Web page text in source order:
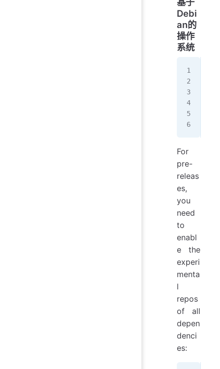
Debi
an的
操作
系统
For
pre-
releas
es,
you
need
to
enabl
e the
experi
menta
l
repos
of all
depen
denci
es: